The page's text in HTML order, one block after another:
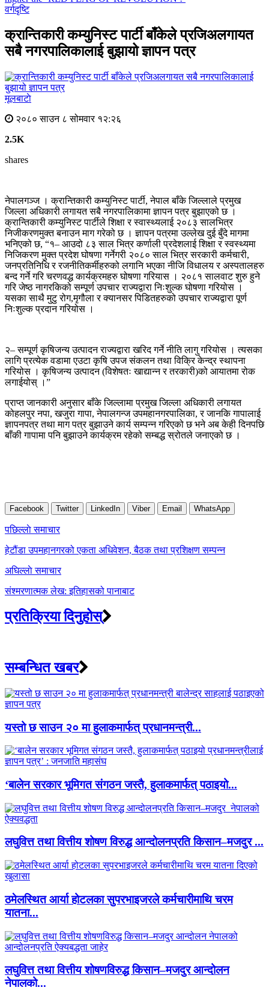
वर्गदृष्टि
क्रान्तिकारी कम्युनिस्ट पार्टी बाँकेले प्रजिअलगायत
सबै नगरपालिकालाई बुझायो ज्ञापन पत्र
मूलबाटाे
२०८० साउन ८ सोमवार १२:२६
2.5K
shares
नेपालगञ्ज । क्रान्तिकारी कम्युनिस्ट पार्टी, नेपाल बाँके जिल्लाले प्रमुख
जिल्ला अधिकारी लगायत सबै नगरपालिकामा ज्ञापन पत्र बुझाएको छ ।
क्रान्तिकारी कम्युनिस्ट पार्टीले शिक्षा र स्वास्थ्यलाई २०८३ सालभित्र
निजीकरणमुक्त बनाउन माग गरेको छ । ज्ञापन पत्रमा उल्लेख दुई बुँदे मागमा
भनिएको छ, “१– आउदो ८३ साल भित्र कर्णाली प्रदेशलाई शिक्षा र स्वस्थ्यमा
निजिकरण मुक्त प्रदेश घोषणा गर्नेगरी २०८० साल भित्र सरकारी कर्मचारी,
जनप्रतिनिधि र रजनीतिकर्मीहरुको लगानि भएका नीजि विधालय र अस्पतालहरु
बन्द गर्ने गरि चरणवद्ध कार्यक्रमहरु घोषणा गरियास । २०८१ सालवाट शुरु हुने
गरि जेष्ठ नागरकिको सम्पूर्ण उपचार राज्यद्वारा निःशुल्क घोषणा गरियोस ।
यसका साथै मुटु रोग,मृगौला र क्यानसर पिडितहरुको उपचार राज्यद्वारा पूर्ण
निःशुल्क प्रदान गरियोस ।
२– सम्पूर्ण कृषिजन्य उत्पादन राज्यद्वारा खरिद गर्ने नीति लागु गरियोस । त्यसका
लागि प्रत्येक वडामा एउटा कृषि उपज संकलन तथा विक्रि केन्द्र स्थापना
गरियोस । कृषिजन्य उत्पादन (विशेषतः खाद्यान्न र तरकारी)को आयातमा रोक
लगाईयोस् ।”
प्राप्त जानकारी अनुसार बाँके जिल्लामा प्रमुख जिल्ला अधिकारी लगायत
कोहलपुर नपा, खजुरा गापा, नेपालगन्ज उपमहानगरपालिका, र जानकि गापालाई
ज्ञापनपत्र तथा माग पत्र बुझाउने कार्य सम्पन्न गरिएको छ भने अब केही दिनपछि
बाँकी गापामा पनि बुझाउने कार्यक्रम रहेको सम्बद्ध स्रोतले जनाएको छ ।
Facebook Twitter LinkedIn Viber Email WhatsApp
Post
navigation
पछिल्लाे समाचार
हेटौंडा उपमहानगरको एकता अधिवेशन, बैठक तथा प्रशिक्षण सम्पन्न
अघिल्लाे समाचार
संश्मरणात्मक लेख: इतिहासको पानाबाट
प्रतिक्रिया दिनुहोस्
सम्बन्धित खबर
यस्तो छ साउन २० मा हुलाकमार्फत् प्रधानमन्त्री...
‘बालेन सरकार भूमिगत संगठन जस्तै, हुलाकमार्फत् पठाइयो...
लघुवित्त तथा वित्तीय शोषण विरुद्ध आन्दोलनप्रति किसान–मजदुर ...
ठमेलस्थित आर्या होटलका सुपरभाइजरले कर्मचारीमाथि चरम
यातना...
लघुवित्त तथा वित्तीय शोषणविरुद्ध किसान–मजदुर आन्दोलन
नेपालको...